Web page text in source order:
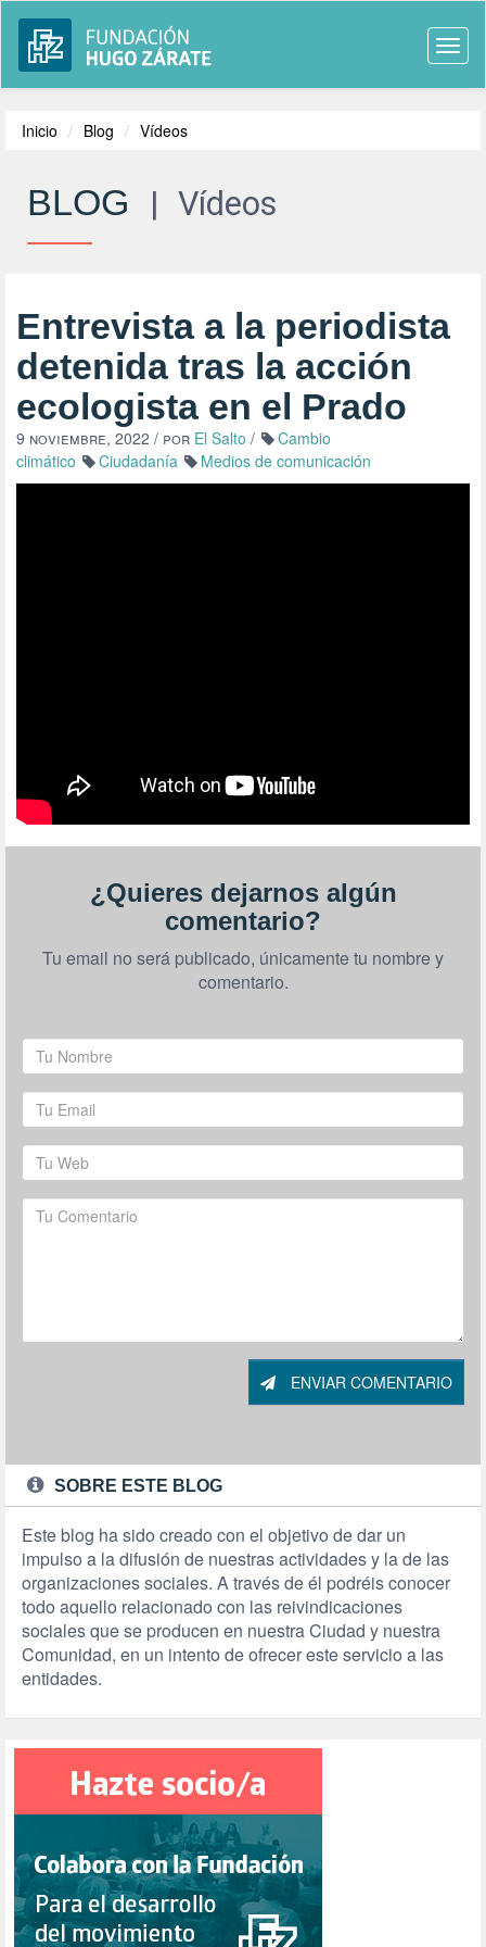
Inicio Blog Vídeos
BLOG | Vídeos
Entrevista a la periodista
detenida tras la acción
ecologista en el Prado
9 noviembre, 2022 / por El Salto /
Cambio
climático
Ciudadanía Medios de comunicación
¿Quieres dejarnos algún
comentario?
Tu email no será publicado, únicamente tu nombre y
comentario.
ENVIAR COMENTARIO
SOBRE ESTE BLOG
Este blog ha sido creado con el objetivo de dar un
impulso a la difusión de nuestras actividades y la de las
organizaciones sociales. A través de él podréis conocer
todo aquello relacionado con las reivindicaciones
sociales que se producen en nuestra Ciudad y nuestra
Comunidad, en un intento de ofrecer este servicio a las
entidades.